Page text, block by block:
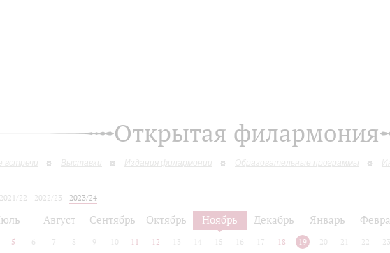
Открытая филармония
встречи Выставки Издания филармонии Образовательные программы
2021/22 2022/23
2023/24
Август Сентябрь Октябрь Ноябрь Декабрь Январь
5 6 7 8 9 10 11 12 13 14 15 16 17 18 19 20 21 22 23